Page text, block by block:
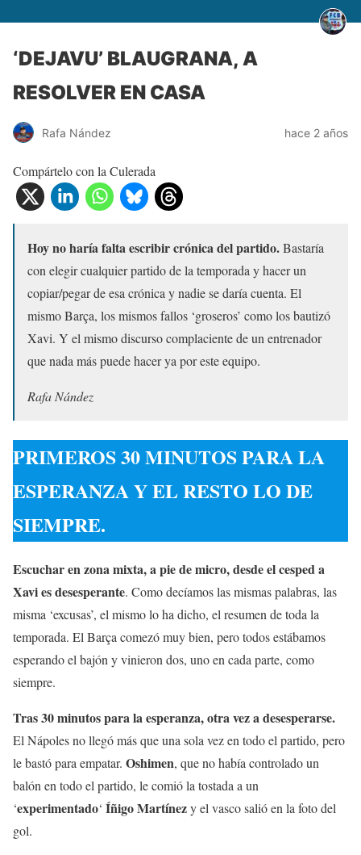
‘DEJAVU’ BLAUGRANA, A
RESOLVER EN CASA
Rafa Nández hace 2 años
Compártelo con la Culerada
Hoy no haría falta escribir crónica del partido.Bastaría
con elegir cualquier partido de la temporada y hacer un
copiar/pegar de esa crónica y nadie se daría cuenta. El
mismo Barça, los mismos fallos ‘groseros’ como los bautizó
Xavi. Y el mismo discurso complaciente de un entrenador
que nada más puede hacer ya por este equipo.
Rafa Nández
PRIMEROS 30 MINUTOS PARA LA
ESPERANZA Y EL RESTO LO DE
SIEMPRE.
Escuchar en zona mixta, a pie de micro, desde el cesped a
Xavi es desesperante. Como decíamos las mismas palabras, las
misma ‘excusas’, el mismo lo ha dicho, el resumen de toda la
temporada. El Barça comezó muy bien, pero todos estábamos
esperando el bajón y vinieron dos, uno en cada parte, como
siempre.
Tras 30 minutos para la esperanza, otra vez a desesperarse.
El Nápoles no llegó más que una sola vez en todo el partido, pero
le bastó para empatar. Oshimen, que no había controlado un
balón en todo el partido, le comió la tostada a un
‘experimentado‘ Íñigo Martínezy el vasco salió en la foto del
gol.